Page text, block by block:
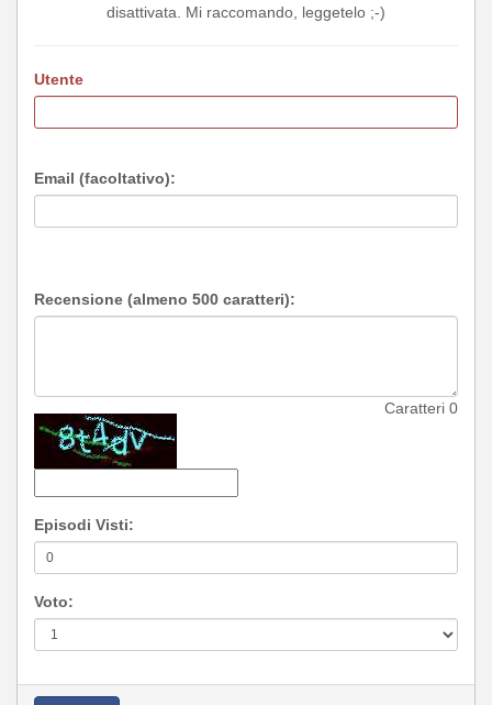
disattivata. Mi raccomando, leggetelo ;-)
Utente
Email (facoltativo):
Recensione (almeno 500 caratteri):
Caratteri 0
Episodi Visti:
Voto: